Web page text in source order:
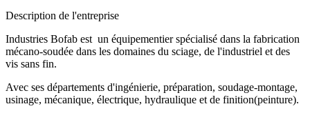
Description de l'entreprise
Industries Bofab est un équipementier spécialisé dans la fabrication
mécano-soudée dans les domaines du sciage, de l'industriel et des
vis sans fin.
Avec ses départements d'ingénierie, préparation, soudage-montage,
usinage, mécanique, électrique, hydraulique et de finition(peinture).